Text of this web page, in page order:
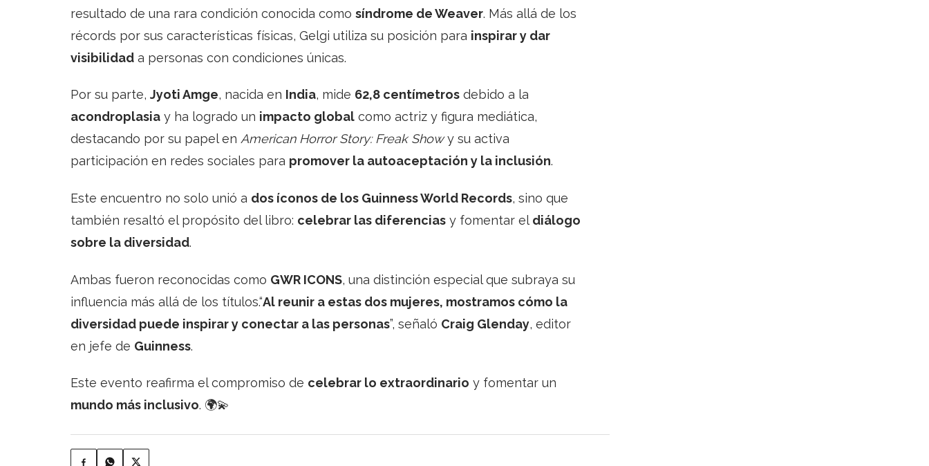
resultado de una rara condición conocida como síndrome de Weaver. Más allá de los
récords por sus características físicas, Gelgi utiliza su posición para inspirar y dar
visibilidad a personas con condiciones únicas.
Por su parte, Jyoti Amge, nacida en India, mide 62,8 centímetros debido a la
acondroplasia y ha logrado un impacto global como actriz y figura mediática,
destacando por su papel en American Horror Story: Freak Showy su activa
participación en redes sociales para promover la autoaceptación y la inclusión.
Este encuentro no solo unió a dos íconos de los Guinness World Records, sino que
también resaltó el propósito del libro: celebrar las diferencias y fomentar el diálogo
sobre la diversidad.
Ambas fueron reconocidas como GWR ICONS, una distinción especial que subraya su
influencia más allá de los títulos.“Al reunir a estas dos mujeres, mostramos cómo la
diversidad puede inspirar y conectar a las personas”, señaló Craig Glenday, editor
en jefe de Guinness.
Este evento reafirma el compromiso de celebrar lo extraordinario y fomentar un
mundo más inclusivo. 🌍💫